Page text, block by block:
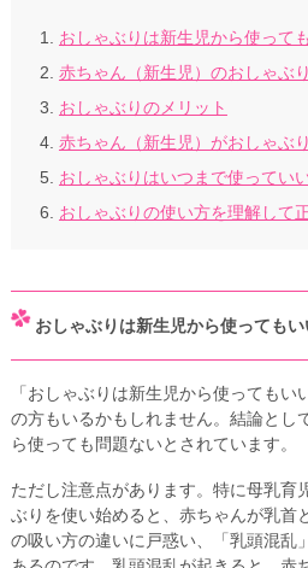
おしゃぶりは新生児から使って
赤ちゃん（新生児）のおしゃぶ
おしゃぶりのメリット
赤ちゃん（新生児）がおしゃぶ
おしゃぶりはいつまで使ってい
おしゃぶりの使い方を理解して
おしゃぶりは新生児から使ってもい
「おしゃぶりは新生児から使ってもい
の方もいるかもしれません。結論とし
ら使っても問題ないとされています。
ただし注意点があります。特に母乳育
ぶりを使い始めると、赤ちゃんが乳首
の吸い方の違いに戸惑い、「乳頭混乱